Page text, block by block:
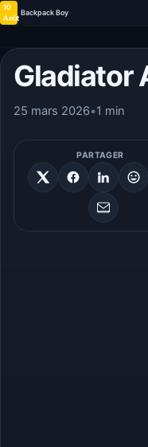
10
Août
Backpack Boy
Gladiator
25 mars 2026•1 min
PARTAGER